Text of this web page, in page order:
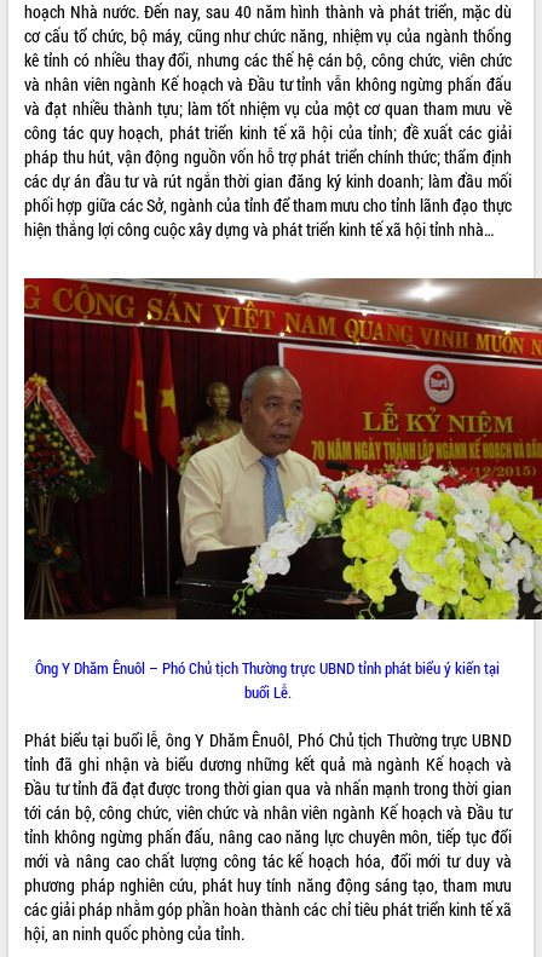
hoạch Nhà nước. Đến nay, sau 40 năm hình thành và phát triển, mặc dù
cơ cấu tổ chức, bộ máy, cũng như chức năng, nhiệm vụ của ngành thống
kê tỉnh có nhiều thay đổi, nhưng các thế hệ cán bộ, công chức, viên chức
và nhân viên ngành Kế hoạch và Đầu tư tỉnh vẫn không ngừng phấn đấu
và đạt nhiều thành tựu; làm tốt nhiệm vụ của một cơ quan tham mưu về
công tác quy hoạch, phát triển kinh tế xã hội của tỉnh; đề xuất các giải
pháp thu hút, vận động nguồn vốn hỗ trợ phát triển chính thức; thẩm định
các dự án đầu tư và rút ngắn thời gian đăng ký kinh doanh; làm đầu mối
phối hợp giữa các Sở, ngành của tỉnh để tham mưu cho tỉnh lãnh đạo thực
hiện thắng lợi công cuộc xây dựng và phát triển kinh tế xã hội tỉnh nhà…
Ông Y Dhăm Ênuôl – Phó Chủ tịch Thường trực UBND tỉnh phát biểu ý kiến tại
buổi Lễ.
Phát biểu tại buổi lễ, ông Y Dhăm Ênuôl, Phó Chủ tịch Thường trực UBND
tỉnh đã ghi nhận và biểu dương những kết quả mà ngành Kế hoạch và
Đầu tư tỉnh đã đạt được trong thời gian qua và nhấn mạnh trong thời gian
tới cán bộ, công chức, viên chức và nhân viên ngành Kế hoạch và Đầu tư
tỉnh không ngừng phấn đấu, nâng cao năng lực chuyên môn, tiếp tục đổi
mới và nâng cao chất lượng công tác kế hoạch hóa, đổi mới tư duy và
phương pháp nghiên cứu, phát huy tính năng động sáng tạo, tham mưu
các giải pháp nhằm góp phần hoàn thành các chỉ tiêu phát triển kinh tế xã
hội, an ninh quốc phòng của tỉnh.